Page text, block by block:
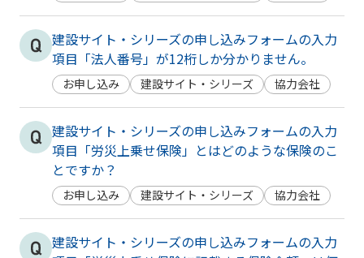
建設サイト・シリーズの申し込みフォームの入力
項目「法人番号」が12桁しか分かりません。
お申し込み 建設サイト・シリーズ 協力会社
建設サイト・シリーズの申し込みフォームの入力
項目「労災上乗せ保険」とはどのような保険のこ
とですか？
お申し込み 建設サイト・シリーズ 協力会社
建設サイト・シリーズの申し込みフォームの入力